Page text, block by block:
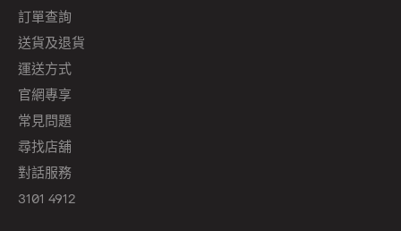
訂單查詢
送貨及退貨
運送方式
官網專享
常見問題
尋找店舖
對話服務
3101 4912